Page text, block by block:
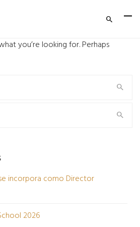
you’re looking for. Perhaps
incorpora como Director
2026